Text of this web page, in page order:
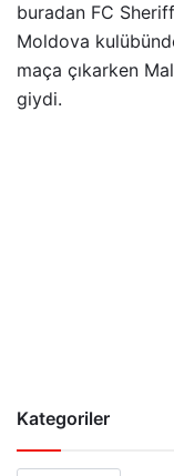
buradan FC
Moldova
maça çıkarken
giydi.
Kategoriler